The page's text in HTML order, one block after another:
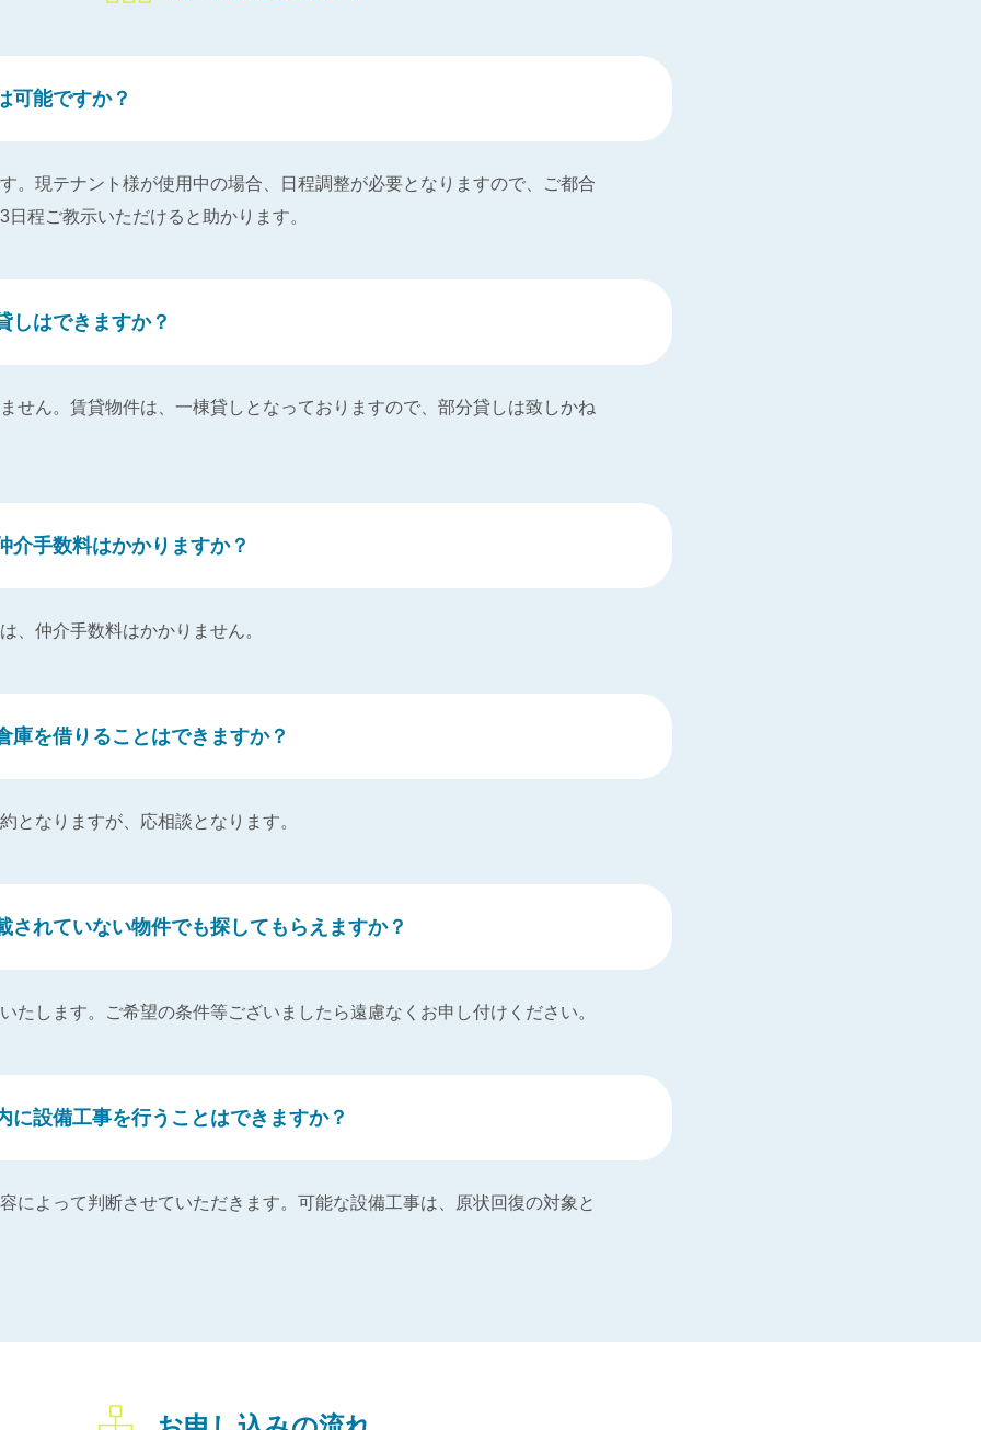
可能ですか？
。現テナント様が使用中の場合、日程調整が必要となりますので、ご都合
日程ご教示いただけると助かります。
しはできますか？
せん。賃貸物件は、一棟貸しとなっておりますので、部分貸しは致しかね
介手数料はかかりますか？
、仲介手数料はかかりません。
庫を借りることはできますか？
となりますが、応相談となります。
されていない物件でも探してもらえますか？
たします。ご希望の条件等ございましたら遠慮なくお申し付けください。
に設備工事を行うことはできますか？
によって判断させていただきます。可能な設備工事は、原状回復の対象と